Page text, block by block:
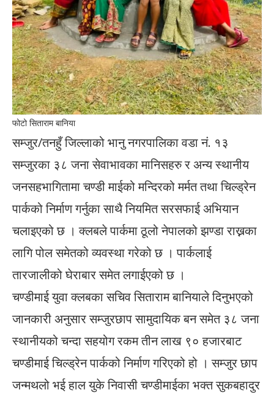
फोटो सिताराम बानिया
सम्जुर/तनहुँ जिल्लाको भानु नगरपालिका वडा नं. १३
सम्जुरका ३८ जना सेवाभावका मानिसहरु र अन्य स्थानीय
जनसहभागितामा चण्डी माईको मन्दिरको मर्मत तथा चिल्ड्रेन
पार्कको निर्माण गर्नुका साथै नियमित सरसफाई अभियान
चलाइएको छ । क्लबले पार्कमा ठूलो नेपालको झण्डा राख्नका
लागि पोल समेतको व्यवस्था गरेको छ । पार्कलाई
तारजालीको घेराबार समेत लगाईएको छ ।
चण्डीमाई युवा क्लबका सचिव सिताराम बानियाले दिनुभएको
जानकारी अनुसार सम्जुरछाप सामुदायिक बन समेत ३८ जना
स्थानीयको चन्दा सहयोग रकम तीन लाख ९० हजारबाट
चण्डीमाई चिल्ड्रेन पार्कको निर्माण गरिएको हो । सम्जुर छाप
जन्मथलो भई हाल युके निवासी चण्डीमाईका भक्त सुकबहादुर